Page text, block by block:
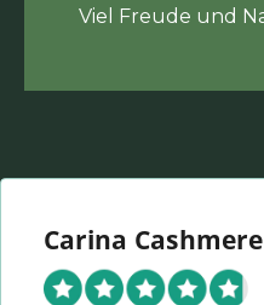
Viel Freude und
Carina Cashmere